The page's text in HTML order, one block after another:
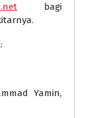
bagi
Yamin,